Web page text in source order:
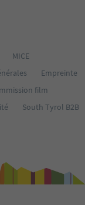
MICE
Empreinte
film
South Tyrol B2B